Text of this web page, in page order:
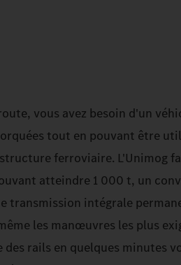
vous avez besoin d'un
tout en pouvant être
ferroviaire. L'Unimog
atteindre 1 000 t, un
transmission intégrale
les manœuvres les plus
des rails en quelques minutes